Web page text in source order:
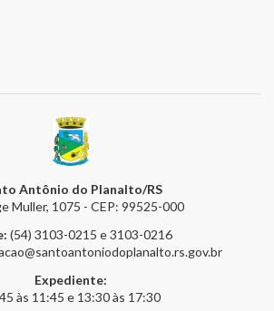
Antônio do Planalto/RS
Muller, 1075 - CEP: 99525-000
(54) 3103-0215 e 3103-0216
Expediente:
às 11:45 e 13:30 às 17:30